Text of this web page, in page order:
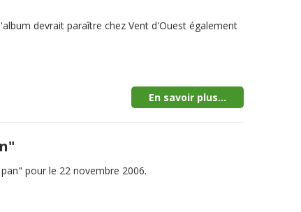
devrait paraître chez Vent d'Ouest également
En savoir plus...
pour le 22 novembre 2006.